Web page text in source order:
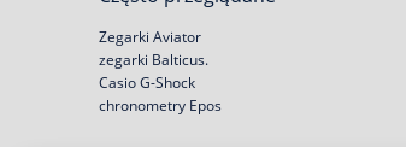
Zegarki Aviator
zegarki Balticus.
Casio G-Shock
chronometry Epos